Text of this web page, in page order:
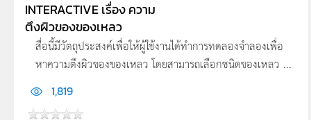
INTERACTIVE เรื่อง ความ
ตึงผิวของของเหลว
สื่อนี้มีวัตถุประสงค์เพื่อให้ผู้ใช้งานได้ทำการทดลองจำลองเพื่อ
หาความตึงผิวของของเหลว โดยสามารถเลือกชนิดของเหลว ...
1,819